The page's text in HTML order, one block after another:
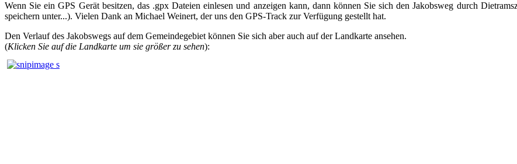
Wenn Sie ein GPS Gerät besitzen, das .gpx Dateien einlesen und anzeigen kann, dann können Sie sich den Jakobsweg durch
speichern unter...). Vielen Dank an Michael Weinert, der uns den GPS-Track zur Verfügung gestellt hat.
Den Verlauf des Jakobswegs auf dem Gemeindegebiet können Sie sich aber auch auf der Landkarte ansehen.
(Klicken Sie auf die Landkarte um sie größer zu sehen):